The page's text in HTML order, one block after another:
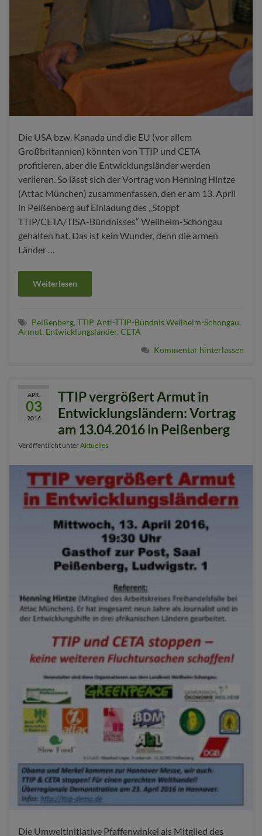
Die USA bzw. Kanada und die EU (vor allem
Großbritannien) könnten von TTIP und CETA
profitieren, aber die Entwicklungsländer werden
verlieren. So lässt sich der Vortrag von Henning Hintze
(Attac München) zusammenfassen, den er am 13. April
in Peißenberg auf Einladung des „Stoppt
TTIP/CETA/TISA-Bündnisses“ Weilheim-Schongau
gehalten hat. Das ist kein Wunder, denn die armen
Länder …
Weiterlesen
Peißenberg, TTIP, Anti-TTIP-Bündnis Weilheim-Schongau,
Armut, Entwicklungsländer, CETA
Kommentar hinterlassen
APR.
03
2016
TTIP vergrößert Armut in
Entwicklungsländern: Vortrag
am 13.04.2016 in Peißenberg
Veröffentlicht unterAktuelles
Die Umweltinitiative Pfaffenwinkel als Mitglied des